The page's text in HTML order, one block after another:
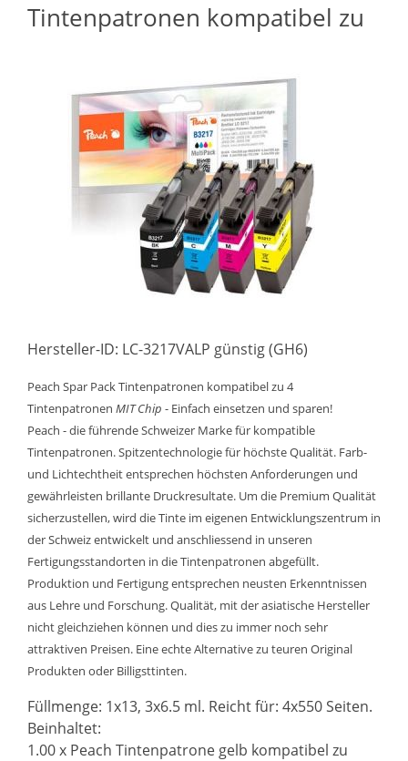
Tintenpatronen kompatibel zu
Hersteller-ID: LC-3217VALP günstig (GH6)
Peach Spar Pack Tintenpatronen kompatibel zu 4
Tintenpatronen MIT Chip - Einfach einsetzen und sparen!
Peach - die führende Schweizer Marke für kompatible
Tintenpatronen. Spitzentechnologie für höchste Qualität. Farb-
und Lichtechtheit entsprechen höchsten Anforderungen und
gewährleisten brillante Druckresultate. Um die Premium Qualität
sicherzustellen, wird die Tinte im eigenen Entwicklungszentrum in
der Schweiz entwickelt und anschliessend in unseren
Fertigungsstandorten in die Tintenpatronen abgefüllt.
Produktion und Fertigung entsprechen neusten Erkenntnissen
aus Lehre und Forschung. Qualität, mit der asiatische Hersteller
nicht gleichziehen können und dies zu immer noch sehr
attraktiven Preisen. Eine echte Alternative zu teuren Original
Produkten oder Billigsttinten.
Füllmenge: 1x13, 3x6.5 ml. Reicht für: 4x550 Seiten.
Beinhaltet:
1.00 x Peach Tintenpatrone gelb kompatibel zu